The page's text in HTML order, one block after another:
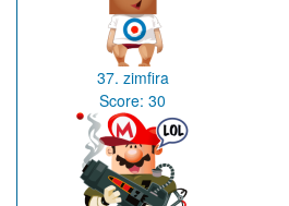
37. zimfira
Score:30